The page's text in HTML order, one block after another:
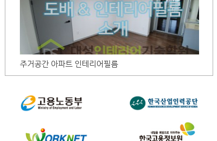
주거공간 아파트 인테리어필름